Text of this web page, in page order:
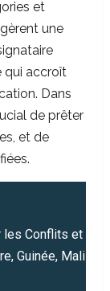
et
une
qui accroît
Dans
de prêter
et de
les Conflits et
Guinée, Mali